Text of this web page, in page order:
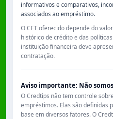
informativos e comparativos,
associados ao empréstimo.
O CET oferecido depende do
histórico de crédito e das
instituição financeira deve
contratação.
Aviso importante: Não
O Credtips não tem controle
empréstimos. Elas são definidas
base em diversos fatores. O